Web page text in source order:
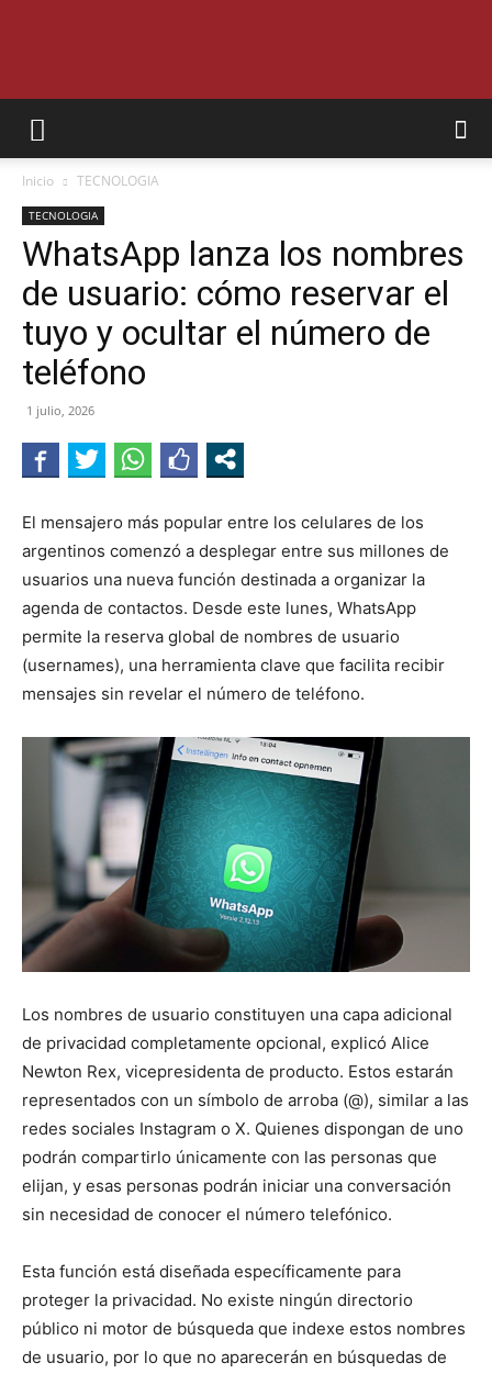
SEMANARIO
JUJUY
Inicio TECNOLOGIA
TECNOLOGIA
WhatsApp lanza los nombres
de usuario: cómo reservar el
tuyo y ocultar el número de
teléfono
1 julio, 2026
El mensajero más popular entre los celulares de los
argentinos comenzó a desplegar entre sus millones de
usuarios una nueva función destinada a organizar la
agenda de contactos. Desde este lunes, WhatsApp
permite la reserva global de nombres de usuario
(usernames), una herramienta clave que facilita recibir
mensajes sin revelar el número de teléfono.
Los nombres de usuario constituyen una capa adicional
de privacidad completamente opcional, explicó Alice
Newton Rex, vicepresidenta de producto. Estos estarán
representados con un símbolo de arroba (@), similar a las
redes sociales Instagram o X. Quienes dispongan de uno
podrán compartirlo únicamente con las personas que
elijan, y esas personas podrán iniciar una conversación
sin necesidad de conocer el número telefónico.
Esta función está diseñada específicamente para
proteger la privacidad. No existe ningún directorio
público ni motor de búsqueda que indexe estos nombres
de usuario, por lo que no aparecerán en búsquedas de